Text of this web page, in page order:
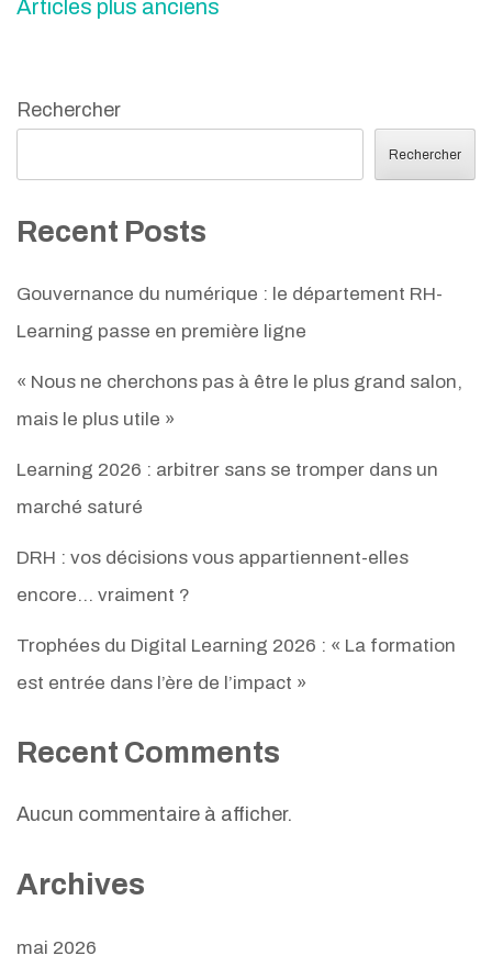
Articles plus anciens
Rechercher
Rechercher
Recent Posts
Gouvernance du numérique : le département RH-
Learning passe en première ligne
« Nous ne cherchons pas à être le plus grand salon,
mais le plus utile »
Learning 2026 : arbitrer sans se tromper dans un
marché saturé
DRH : vos décisions vous appartiennent-elles
encore… vraiment ?
Trophées du Digital Learning 2026 : « La formation
est entrée dans l’ère de l’impact »
Recent Comments
Aucun commentaire à afficher.
Archives
mai 2026